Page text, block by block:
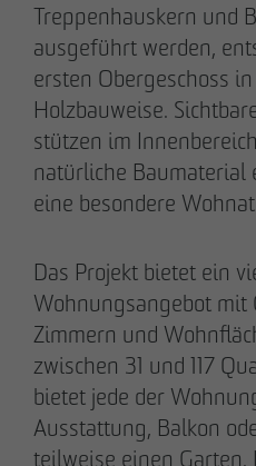
Treppenhauskern und
ausgeführt werden,
ersten Obergeschoss in
Holzbauweise.
stützen im
natürliche Baumaterial
eine besondere
Das Projekt bietet ein
Wohnungsangebot mit
Zimmern und
zwischen 31 und 117
bietet jede der
Ausstattung, Balkon
teilweise einen
28.05.2026
Berlin-Pankow: OTTO
Spatenstich für erstes
Holzhybridbauweise